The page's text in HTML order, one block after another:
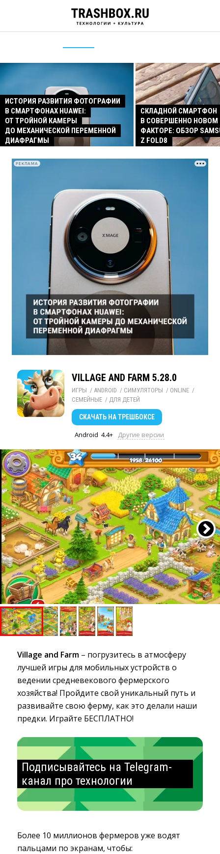
ИСТОРИЯ РАЗВИТИЯ ФОТОГРАФИИ
В СМАРТФОНАХ HUAWEI:
ОТ ТРОЙНОЙ КАМЕРЫ
ДО МЕХАНИЧЕСКОЙ ПЕРЕМЕННОЙ
ДИАФРАГМЫ
СКЛАДНОЙ СМАРТФОН
В СОВЕРШЕННО
ФАКТОРЕ: ОБЗОР
Z FOLD8
РЕКЛАМА
VILLAGE AND FARM 5.28.0
ИГРЫ / ANDROID / СИМУЛЯТОРЫ / ONLINE /
СЕМЕЙНЫЕ / ДЛЯ ДЕТЕЙ
СКАЧАТЬ НА ТРЕШБОКСЕ
Android 4.4+ Другие версии
Village and Farm – погрузитесь в атмосферу
лучшей игры для мобильных устройств о
ведении средневекового фермерского
хозяйства! Пройдите свой уникальный путь и
развивайте свою ферму, как это делали наши
предки. Играйте БЕСПЛАТНО!
Подписывайтесь на Telegram-
канал про технологии
Более 10 миллионов фермеров уже водят
пальцами по экранам, чтобы: